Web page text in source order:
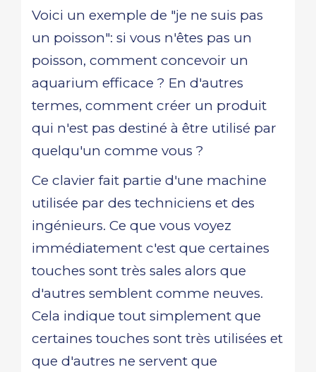
Voici un exemple de "je ne suis pas
un poisson": si vous n'êtes pas un
poisson, comment concevoir un
aquarium efficace ? En d'autres
termes, comment créer un produit
qui n'est pas destiné à être utilisé par
quelqu'un comme vous ?
Ce clavier fait partie d'une machine
utilisée par des techniciens et des
ingénieurs. Ce que vous voyez
immédiatement c'est que certaines
touches sont très sales alors que
d'autres semblent comme neuves.
Cela indique tout simplement que
certaines touches sont très utilisées et
que d'autres ne servent que